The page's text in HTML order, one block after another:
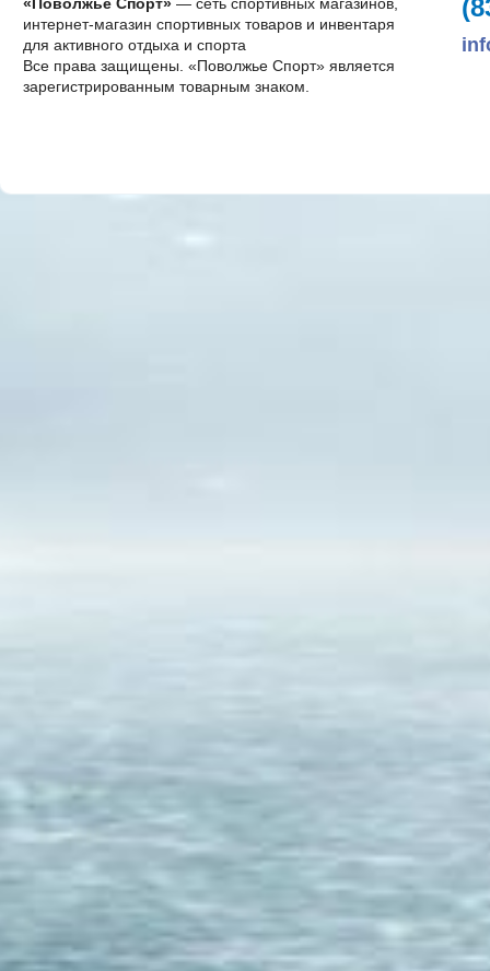
интернет-магазин спортивных товаров и инвентаря
для активного отдыха и спорта
Все права защищены. «Поволжье Спорт» является
зарегистрированным товарным знаком.